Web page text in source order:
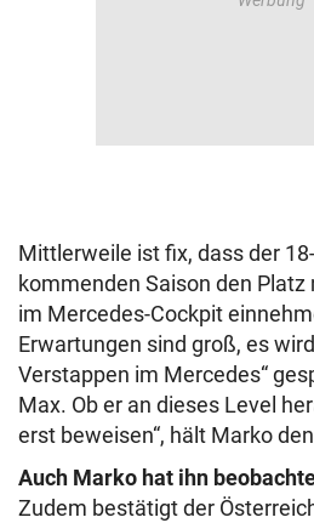
Mittlerweile ist fix, dass der
kommenden Saison den Platz
im Mercedes-Cockpit
Erwartungen sind groß, es
Verstappen im Mercedes“
Max. Ob er an dieses Level
erst beweisen“, hält Marko
Auch Marko hat ihn
Zudem bestätigt der